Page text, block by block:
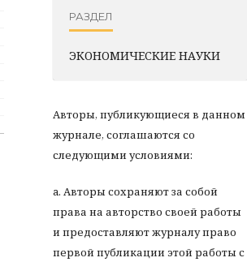
РАЗДЕЛ
ЭКОНОМИЧЕСКИЕ НАУКИ
Авторы, публикующиеся в данном
журнале, соглашаются со
следующими условиями:
a. Авторы сохраняют за собой
права на авторство своей работы
и предоставляют журналу право
первой публикации этой работы с